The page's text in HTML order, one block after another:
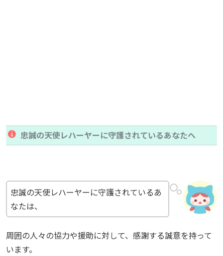
忠誠の天使レハーヤーに守護されているあなたへ
忠誠の天使レハーヤーに守護されているあ
なたは、
周囲の人々の協力や援助に対して、感謝する誠意を持って
います。